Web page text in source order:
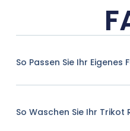
So Passen Sie Ihr
So Waschen Sie Ihr Trikot